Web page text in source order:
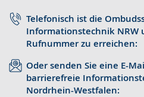
Telefonisch ist die
Informationstechnik NRW
Rufnummer zu erreichen:
Oder senden Sie eine E-
barrierefreie
Nordrhein-Westfalen:
e
w
c
t
e
s
e
r
e